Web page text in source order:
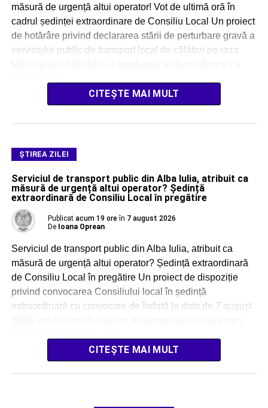
măsură de urgență altui operator! Vot de ultimă oră în
cadrul ședinței extraordinare de Consiliu Local Un proiect
de hotărâre privind declararea stării de perturbare gravă a
serviciului public de transport local de călători pe raza
CITEȘTE MAI MULT
ŞTIREA ZILEI
Serviciul de transport public din Alba Iulia, atribuit ca
măsură de urgență altui operator? Ședință
extraordinară de Consiliu Local în pregătire
Publicat acum 19 ore în 7 august 2026
De Ioana Oprean
Serviciul de transport public din Alba Iulia, atribuit ca
măsură de urgență altui operator? Ședință extraordinară
de Consiliu Local în pregătire Un proiect de dispoziție
privind convocarea Consiliului local în ședință
extraordinară cu convocare de îndată la data de 7 august
CITEȘTE MAI MULT